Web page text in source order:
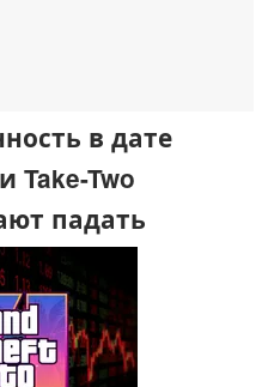
в дате
Take-Two
падать